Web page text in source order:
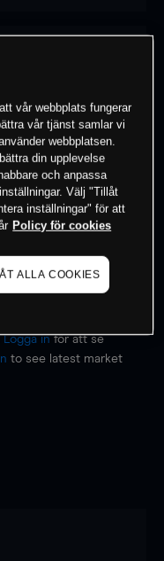
i detta
Logga inför att se
to see latest market
vår webbplats fungerar
vår tjänst samlar vi
webbplatsen.
din upplevelse
och anpassa
Välj "Tillåt
inställningar" för att
Policy för cookies
ALLA COOKIES